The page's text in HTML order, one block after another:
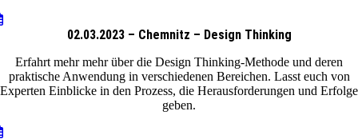
02.03.2023 – Chemnitz – Design Thinking
Erfahrt mehr mehr über die Design Thinking-Methode und deren
praktische Anwendung in verschiedenen Bereichen. Lasst euch von
Experten Einblicke in den Prozess, die Herausforderungen und Erfolge
geben.